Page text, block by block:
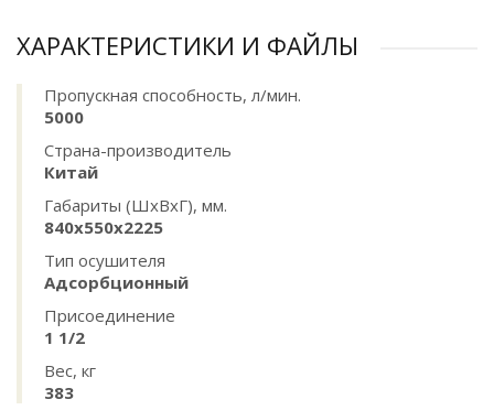
ХАРАКТЕРИСТИКИ И ФАЙЛЫ
Пропускная способность, л/мин.
5000
Страна-производитель
Китай
Габариты (ШхВхГ), мм.
840х550х2225
Тип осушителя
Адсорбционный
Присоединение
1 1/2
Вес, кг
383